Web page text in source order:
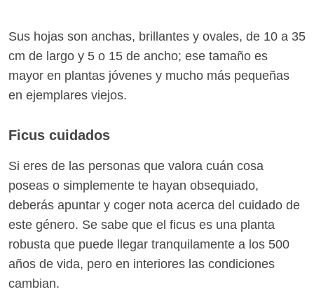
Sus hojas son anchas, brillantes y ovales, de 10 a 35
cm de largo y 5 o 15 de ancho; ese tamaño es
mayor en plantas jóvenes y mucho más pequeñas
en ejemplares viejos.
Ficus cuidados
Si eres de las personas que valora cuán cosa
poseas o simplemente te hayan obsequiado,
deberás apuntar y coger nota acerca del cuidado de
este género. Se sabe que el ficus es una planta
robusta que puede llegar tranquilamente a los 500
años de vida, pero en interiores las condiciones
cambian.